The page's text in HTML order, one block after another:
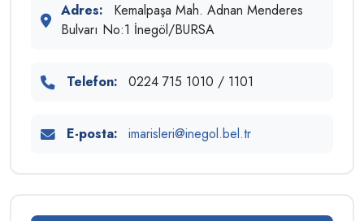
Adres:
Kemalpaşa Mah. Adnan Menderes
Bulvarı No:1 İnegöl/BURSA
Telefon: 0224 715 1010 / 1101
E-posta: imarisleri@inegol.bel.tr